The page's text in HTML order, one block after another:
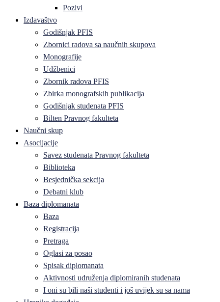
Pozivi
Izdavaštvo
Godišnjak PFIS
Zbornici radova sa naučnih skupova
Monografije
Udžbenici
Zbornik radova PFIS
Zbirka monografskih publikacija
Godišnjak studenata PFIS
Bilten Pravnog fakulteta
Naučni skup
Asocijacije
Savez studenata Pravnog fakulteta
Biblioteka
Besjednička sekcija
Debatni klub
Baza diplomanata
Baza
Registracija
Pretraga
Oglasi za posao
Spisak diplomanata
Aktivnosti udruženja diplomiranih studenata
I oni su bili naši studenti i još uvijek su sa nama